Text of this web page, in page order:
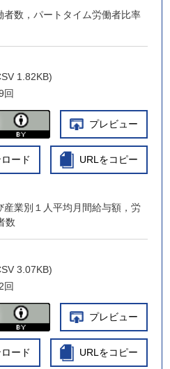
者数，パートタイム労働者比率
1.82KB)
回
プレビュー
ード URLをコピー
産業別１人平均月間給与額，労
数
3.07KB)
回
プレビュー
ード URLをコピー